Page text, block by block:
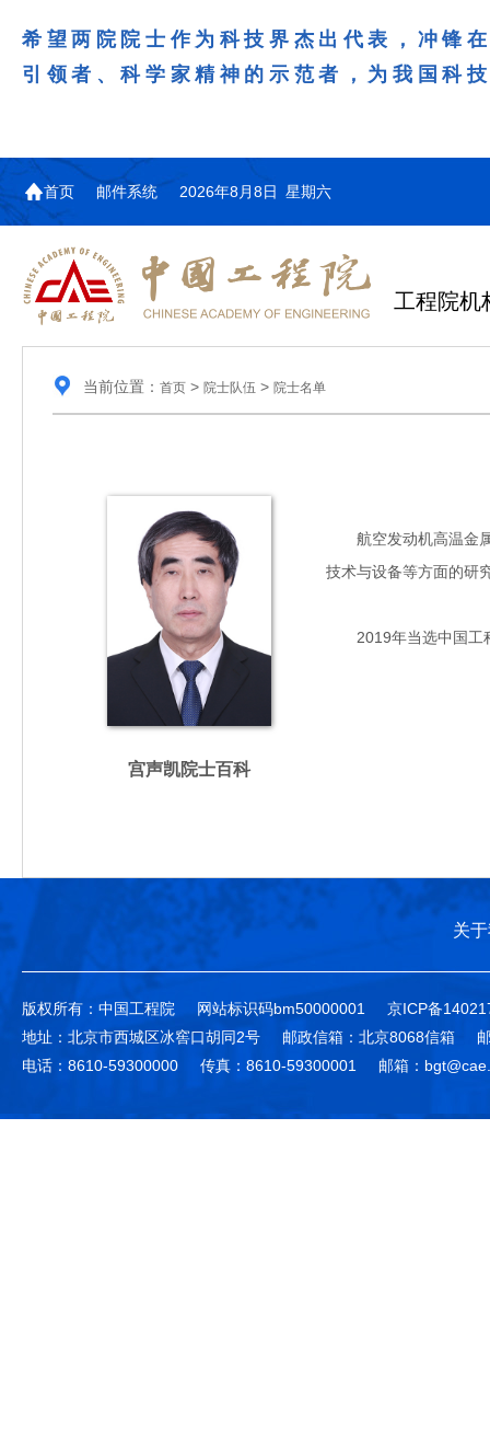
希望两院院士作为科技界杰出代表，冲锋
引领者、科学家精神的示范者，为我国科
首页 邮件系统 2026年8月8日 星期六
工程院机
当前位置： 首页> 院士队伍 > 院士名单
宫声凯院士百科
航空发动机高温金属
技术与设备等方面的研
2019年当选中国工
关
版权所有：中国工程院 网站标识码bm50000001
京ICP备
地址：北京市西城区冰窖口胡同2号
邮政信箱：北京8068信箱
电话：8610-59300000
传真：8610-59300001 邮箱：